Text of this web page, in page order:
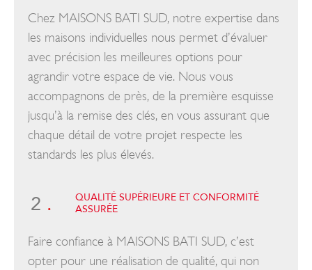
Chez MAISONS BATI SUD, notre expertise dans
les maisons individuelles nous permet d’évaluer
avec précision les meilleures options pour
agrandir votre espace de vie. Nous vous
accompagnons de près, de la première esquisse
jusqu’à la remise des clés, en vous assurant que
chaque détail de votre projet respecte les
standards les plus élevés.
2 .
QUALITÉ SUPÉRIEURE ET CONFORMITÉ
ASSURÉE
Faire confiance à MAISONS BATI SUD, c’est
opter pour une réalisation de qualité, qui non